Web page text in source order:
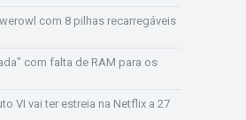
com 8 pilhas recarregáveis
com falta de RAM para os
VI vai ter estreia na Netflix a 27